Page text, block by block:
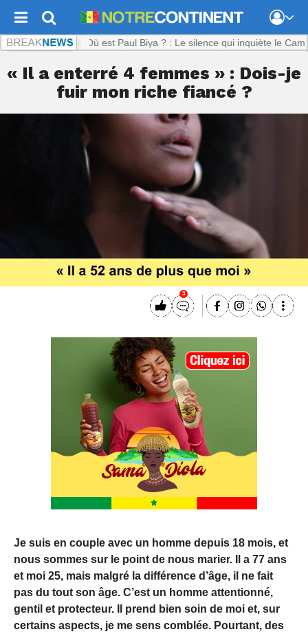
: Où est Paul Biya ? : Le silence qui inquiète le Cameroun
« Il a enterré 4 femmes » : Dois-je
fuir mon riche fiancé ?
3
Je suis en couple avec un homme depuis 18 mois, et
nous sommes sur le point de nous marier. Il a 77 ans
et moi 25, mais malgré la différence d’âge, il ne fait
pas du tout son âge. C’est un homme attentionné,
gentil et protecteur. Il prend bien soin de moi et, sur
certains aspects, je me sens comblée. Pourtant, des